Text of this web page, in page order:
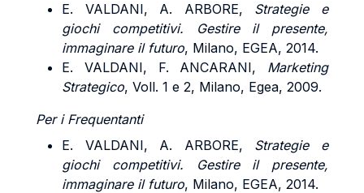
E. VALDANI, A. ARBORE, Strategie e
giochi competitivi. Gestire il presente,
immaginare il futuro, Milano, EGEA, 2014.
E. VALDANI, F. ANCARANI, Marketing
Strategico, Voll. 1 e 2, Milano, Egea, 2009.
Per i Frequentanti
E. VALDANI, A. ARBORE, Strategie e
giochi competitivi. Gestire il presente,
immaginare il futuro, Milano, EGEA, 2014.